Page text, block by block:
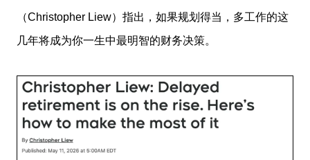
（Christopher Liew）指出，如果规划得当，多工作的这
几年将成为你一生中最明智的财务决策。